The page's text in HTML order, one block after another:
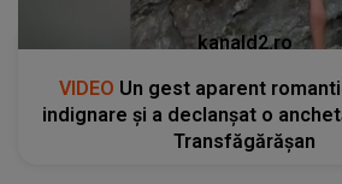
kanald2.ro
VIDEO Un gest aparent
indignare și a declanșat o
Transfăgărășan